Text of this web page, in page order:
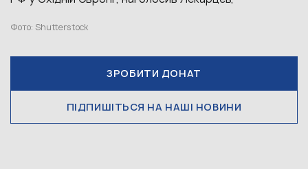
Фото: Shutterstock
ЗРОБИТИ ДОНАТ
ПІДПИШІТЬСЯ НА НАШІ НОВИНИ